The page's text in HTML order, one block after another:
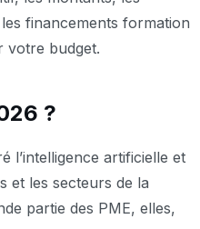
financements formation
votre budget.
?
l’intelligence artificielle et
et les secteurs de la
partie des PME, elles,